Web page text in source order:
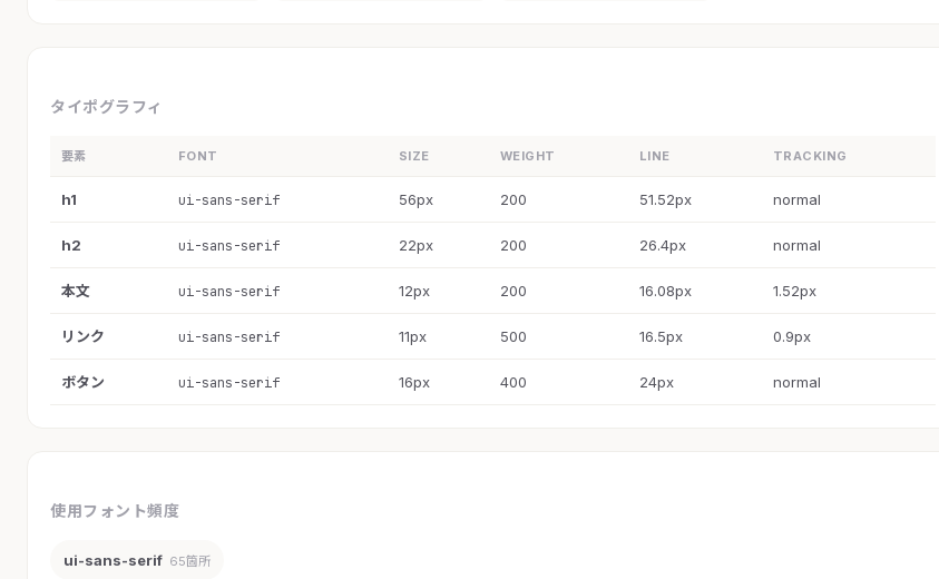
タイポグラフィ
要素 FONT SIZE WEIGHT LINE TRACKING
h1 ui-sans-serif 56px 200 51.52px normal
h2 ui-sans-serif 22px 200 26.4px normal
本文 ui-sans-serif 12px 200 16.08px 1.52px
リンク ui-sans-serif 11px 500 16.5px 0.9px
ボタン ui-sans-serif 16px 400 24px normal
使用フォント頻度
ui-sans-serif 65箇所